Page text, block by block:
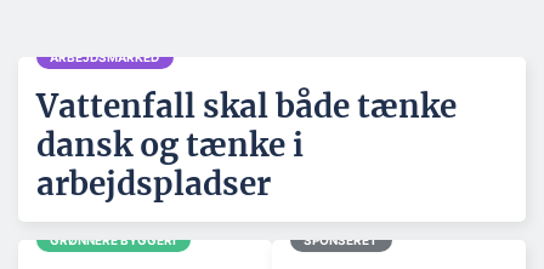
ARBEJDSMARKED
Vattenfall skal både tænke
dansk og tænke i
arbejdspladser
GRØNNERE BYGGERI SPONSERET